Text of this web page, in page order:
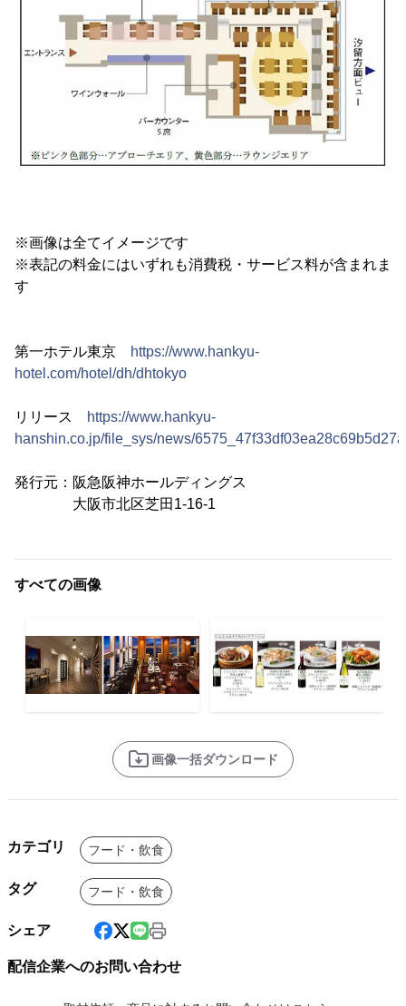
※画像は全てイメージです
※表記の料金にはいずれも消費税・サービス料が含まれま
す
第一ホテル東京
https://www.hankyu-
hotel.com/hotel/dh/dhtokyo
リリース
https://www.hankyu-
hanshin.co.jp/file_sys/news/
発行元：阪急阪神ホールディングス
大阪市北区芝田1-16-1
すべての画像
画像一括ダウンロード
カテゴリ フード・飲食
タグ フード・飲食
シェア
配信企業へのお問い合わせ